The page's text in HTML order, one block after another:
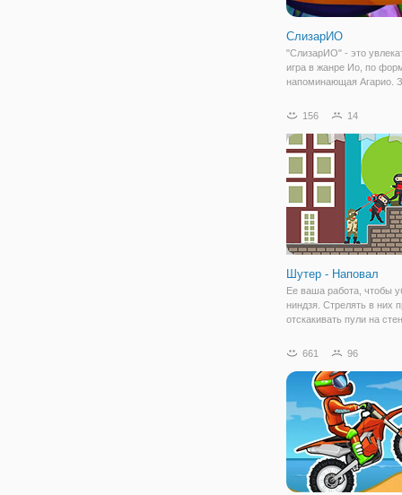
СлизарИО
"СлизарИО" - это
игра в жанре Ио, по
напоминающая Агарио.
червячков и будете
подразумевает много
пространства и игры в
156 14
Шутер - Наповал
Ее ваша работа, чтобы
ниндзя. Стрелять в них
отскакивать пули на
реакцию и в конечном
уровней
661 96